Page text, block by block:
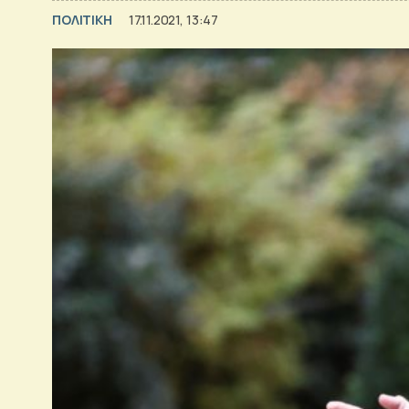
ΠΟΛΙΤΙΚΗ 17.11.2021, 13:47